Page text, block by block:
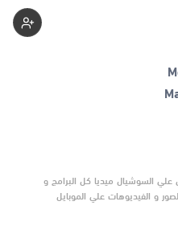
السوشيال ميديا كل البرامج و
و الفيديوهات علي الموبايل